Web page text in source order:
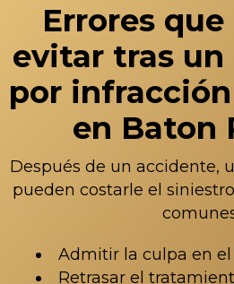
Errores
evitar tras
por
en Baton
Después de un accidente,
pueden costarle el
Admitir la culpa en
Retrasar el